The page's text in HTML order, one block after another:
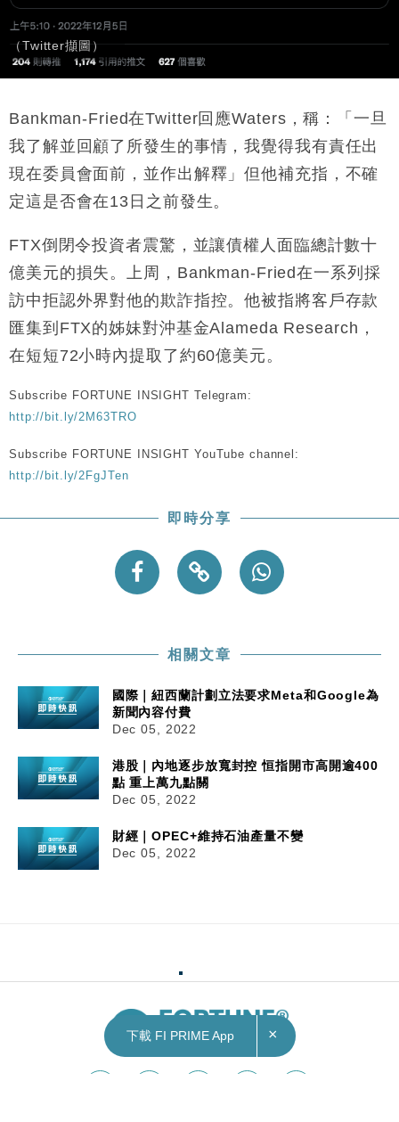
（Twitter擷圖）
Bankman-Fried在Twitter回應Waters，稱：「一旦
我了解並回顧了所發生的事情，我覺得我有責任出
現在委員會面前，並作出解釋」但他補充指，不確
定這是否會在13日之前發生。
FTX倒閉令投資者震驚，並讓債權人面臨總計數十
億美元的損失。上周，Bankman-Fried在一系列採
訪中拒認外界對他的欺詐指控。他被指將客戶存款
匯集到FTX的姊妹對沖基金Alameda Research，
在短短72小時內提取了約60億美元。
Subscribe FORTUNE INSIGHT Telegram:
http://bit.ly/2M63TRO
Subscribe FORTUNE INSIGHT YouTube channel:
http://bit.ly/2FgJTen
即時分享
相關文章
國際｜紐西蘭計劃立法要求Meta和Google為
新聞內容付費
Dec 05, 2022
港股｜內地逐步放寬封控 恒指開市高開逾400
點 重上萬九點關
Dec 05, 2022
財經｜OPEC+維持石油產量不變
Dec 05, 2022
下載 FI PRIME App ×